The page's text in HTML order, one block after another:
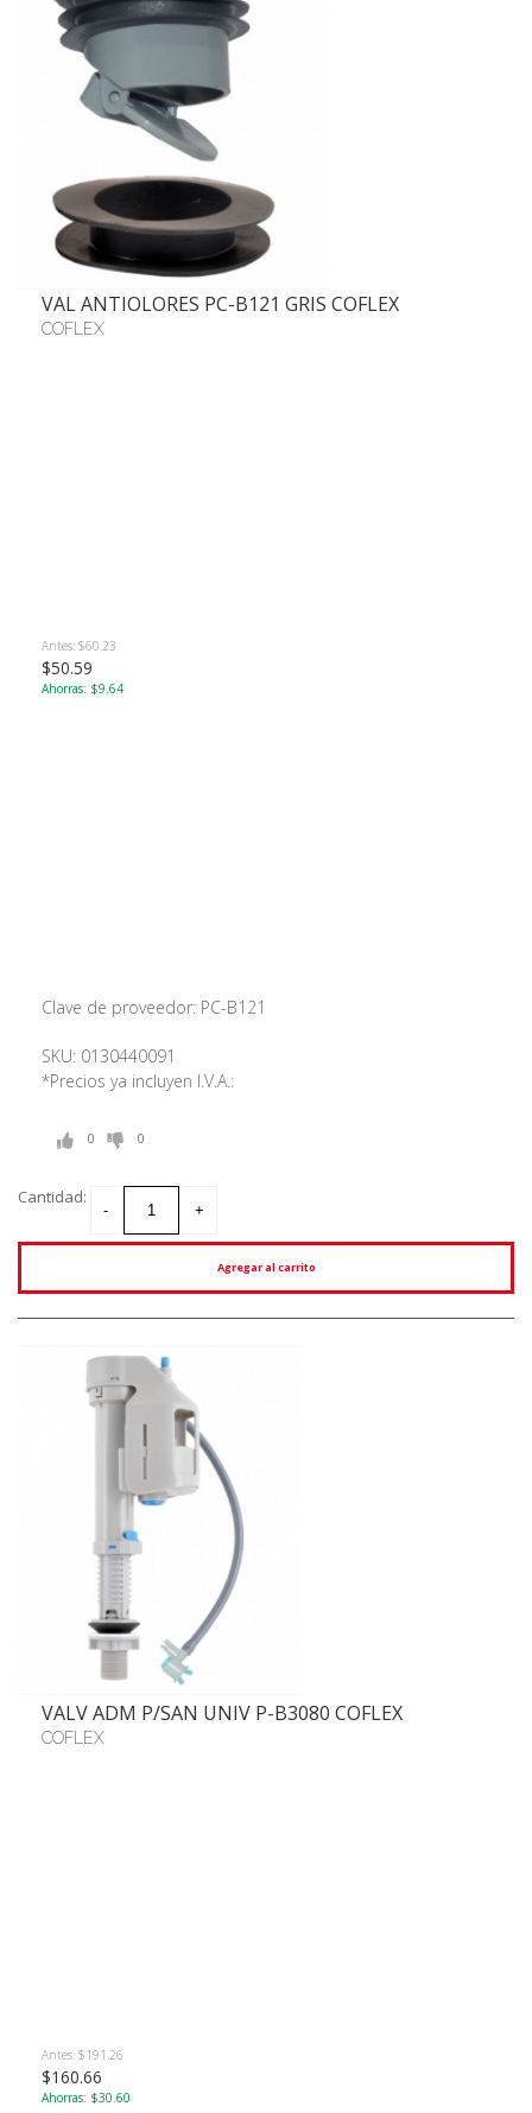
VAL ANTIOLORES PC-B121 GRIS COFLEX
COFLEX
Antes: $60.23
$50.59
Ahorras: $9.64
Clave de proveedor: PC-B121
SKU: 0130440091
*Precios ya incluyen I.V.A.:
0 0
Cantidad:
Agregar al carrito
VALV ADM P/SAN UNIV P-B3080 COFLEX
COFLEX
Antes: $191.26
$160.66
Ahorras: $30.60